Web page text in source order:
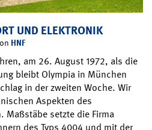
UND ELEKTRONIK
HNF
am 26. August 1972, als die
bleibt Olympia in München
in der zweiten Woche. Wir
Aspekten des
Maßstäbe setzte die Firma
des Typs 4004 und mit der